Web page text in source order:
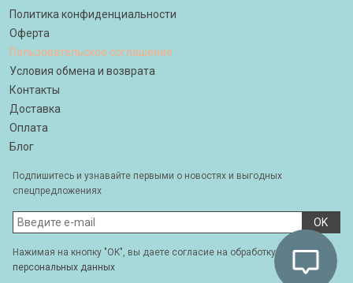
Политика конфиденциальности
Оферта
Пользовательское соглашение
Условия обмена и возврата
Контакты
Доставка
Оплата
Блог
Подпишитесь и узнавайте первыми о новостях и выгодных
спецпредложениях
OK
Нажимая на кнопку "OK", вы даете согласие на обработку своих
персональных данных